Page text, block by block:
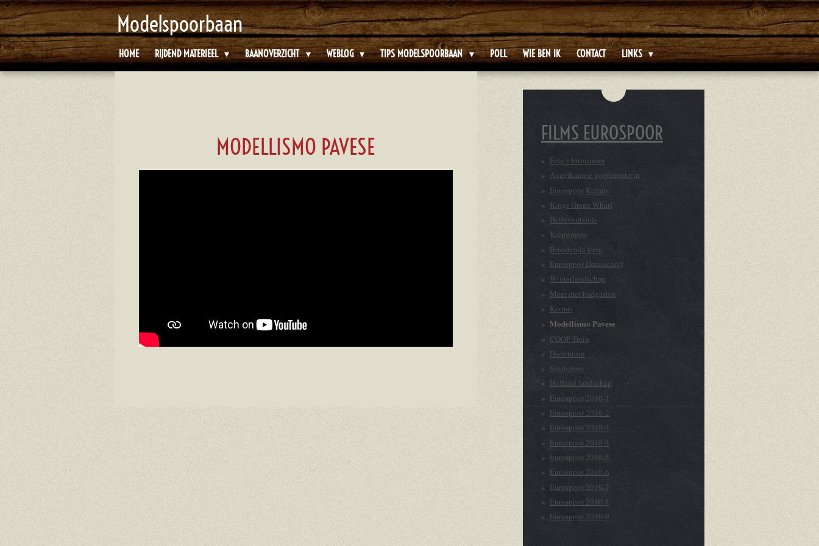
Ga
direct
naar
de
Modelspoorbaan
HOME RIJDEND MATERIEEL BAANOVERZICHT WEBLOG TIPS MODELSPOORBAAN POLL WIE BEN IK CONTACT LINKS
MODELLISMO PAVESE FILMS EUROSPOOR
Foto's Eurospoor
Amerikaanse goederentrein
Eurospoor Kermis
Kings Green Wharf
Hellevoetsluis
Kiepwagon
Brandende trein
Eurospoor Draaischrijf
Winterlandschap
Meer met badgasten
Kermis
Modellismo Pavese
COOP Trein
Dierentuin
Smalspoor
Holland landschap
Eurospoor 2010-1
Eurospoor 2010-2
Eurospoor 2010-3
Eurospoor 2010-4
Eurospoor 2010-5
Eurospoor 2010-6
Eurospoor 2010-7
Eurospoor 2010-8
Eurospoor 2010-9